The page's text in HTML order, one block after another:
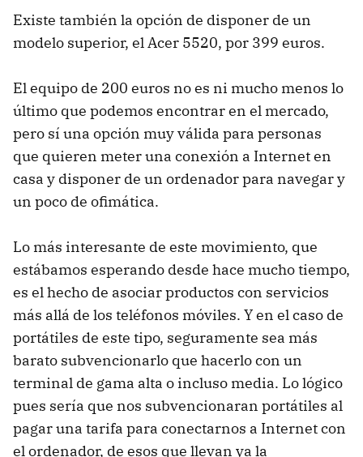
Existe también la opción de disponer de un
modelo superior, el Acer 5520, por 399 euros.
El equipo de 200 euros no es ni mucho menos lo
último que podemos encontrar en el mercado,
pero sí una opción muy válida para personas
que quieren meter una conexión a Internet en
casa y disponer de un ordenador para navegar y
un poco de ofimática.
Lo más interesante de este movimiento, que
estábamos esperando desde hace mucho tiempo,
es el hecho de asociar productos con servicios
más allá de los teléfonos móviles. Y en el caso de
portátiles de este tipo, seguramente sea más
barato subvencionarlo que hacerlo con un
terminal de gama alta o incluso media. Lo lógico
pues sería que nos subvencionaran portátiles al
pagar una tarifa para conectarnos a Internet con
el ordenador, de esos que llevan ya la